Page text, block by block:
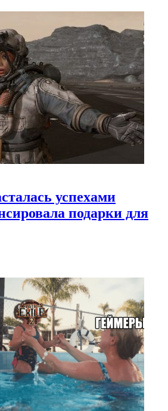
успехами
подарки для